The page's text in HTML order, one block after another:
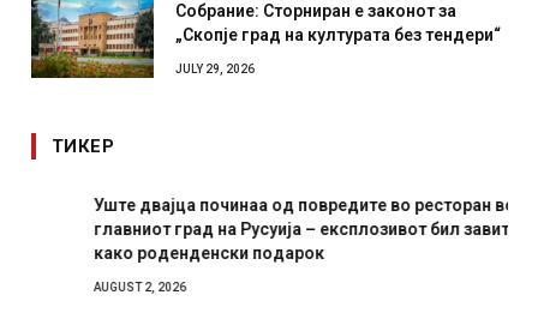
Собрание: Сторниран е законот за
„Скопје град на културата без тендери“
JULY 29, 2026
ТИКЕР
Уште двајца починаа од повредите во ресторан во
главниот град на Русуија – експлозивот бил завиткан
како роденденски подарок
AUGUST 2, 2026